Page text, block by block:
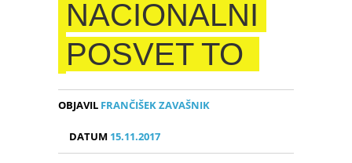
NACIONALNI
POSVET TO
OBJAVIL FRANČIŠEK ZAVAŠNIK
DATUM 15.11.2017